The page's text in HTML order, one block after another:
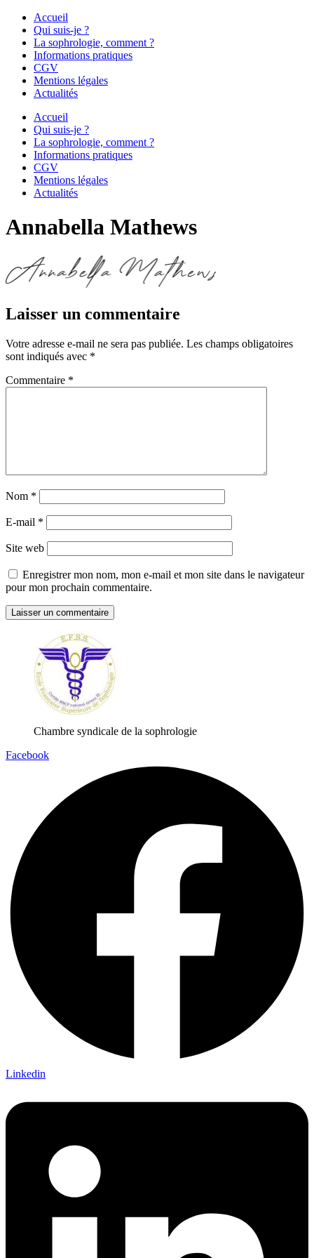
Accueil
Qui suis-je ?
La sophrologie, comment ?
Informations pratiques
CGV
Mentions légales
Actualités
Accueil
Qui suis-je ?
La sophrologie, comment ?
Informations pratiques
CGV
Mentions légales
Actualités
Annabella Mathews
Laisser un commentaire
Votre adresse e-mail ne sera pas publiée. Les champs obligatoires
sont indiqués avec *
Commentaire *
Nom *
E-mail *
Site web
Enregistrer mon nom, mon e-mail et mon site dans le navigateur
pour mon prochain commentaire.
Chambre syndicale de la sophrologie
Facebook
Linkedin